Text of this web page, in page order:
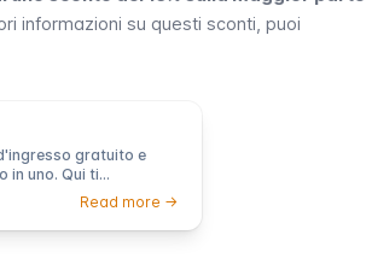
informazioni su questi sconti, puoi
gratuito e
in uno. Qui ti
sulla Valencia
e opzioni, come
Read more ->